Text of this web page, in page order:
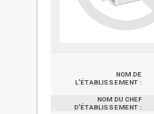
NOM DE
L'ÉTABLISSEMENT :
NOM DU CHEF
D'ÉTABLISSEMENT :